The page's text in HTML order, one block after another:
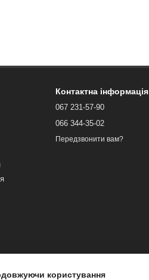
Контактна інформація
067 231-57-90
066 344-35-02
Передзвонити вам?
користування